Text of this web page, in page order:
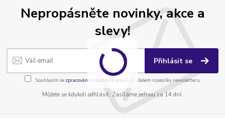
Nepropásněte novinky, akce a
slevy!
Přihlásit se
Souhlasím se zpracováním osobních údajůza účelem rozesílky newsletteru.
Můžete se kdykoli odhlásit. Zasíláme jednou za 14 dní.